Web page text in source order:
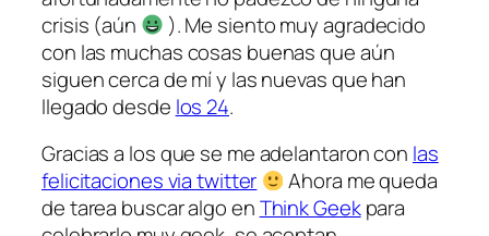
crisis (aún
). Me siento muy agradecido
con las muchas cosas buenas que aún
siguen cerca de mí y las nuevas que han
llegado desde los 24.
Gracias a los que se me adelantaron con las
felicitaciones via twitter
Ahora me queda
de tarea buscar algo enThink Geekpara